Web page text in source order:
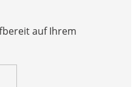
auf Ihrem